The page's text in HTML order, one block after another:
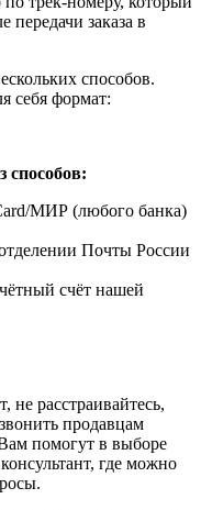
передачи заказа в
способов.
себя формат:
способов:
МИР (любого банка)
Почты России
счёт нашей
не расстраивайтесь,
продавцам
помогут в выборе
где можно